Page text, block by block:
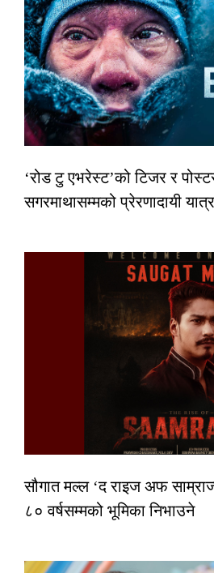
‘रोड टु एभरेस्ट’को टिजर र
सगरमाथासम्मको प्रेरणादायी
सौगात मल्ल ‘द राइज अफ
८० वर्षसम्मको भूमिका निभाउने